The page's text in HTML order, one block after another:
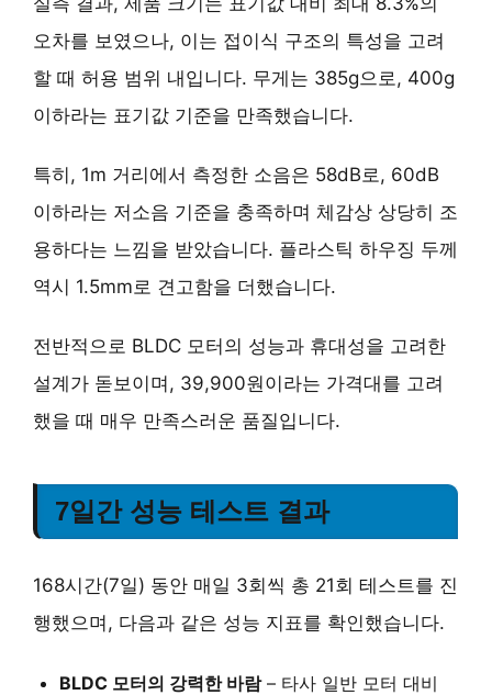
오차를 보였으나, 이는 접이식 구조의 특성을 고려
할 때 허용 범위 내입니다. 무게는 385g으로, 400g
이하라는 표기값 기준을 만족했습니다.
특히, 1m 거리에서 측정한 소음은 58dB로, 60dB
이하라는 저소음 기준을 충족하며 체감상 상당히 조
용하다는 느낌을 받았습니다. 플라스틱 하우징 두께
역시 1.5mm로 견고함을 더했습니다.
전반적으로 BLDC 모터의 성능과 휴대성을 고려한
설계가 돋보이며, 39,900원이라는 가격대를 고려
했을 때 매우 만족스러운 품질입니다.
7일간 성능 테스트 결과
168시간(7일) 동안 매일 3회씩 총 21회 테스트를 진
행했으며, 다음과 같은 성능 지표를 확인했습니다.
BLDC 모터의 강력한 바람– 타사 일반 모터 대비